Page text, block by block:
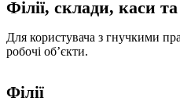
Філії, склади, каси
Для користувача з гнучкими
робочі обʼєкти.
Філії